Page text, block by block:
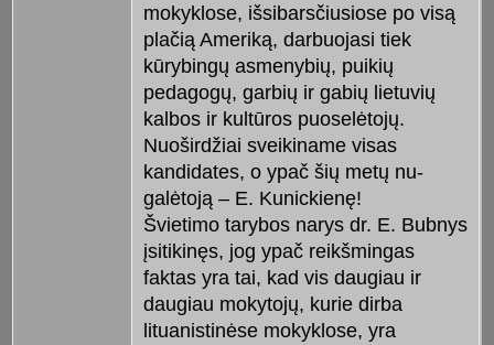
mokyklose, išsibarsčiusiose po visą
plačią Ameriką, darbuojasi tiek
kūrybingų asmenybių, puikių
pedagogų, garbių ir gabių lietuvių
kalbos ir kultūros puoselėtojų.
Nuoširdžiai sveikiname visas
kandidates, o ypač šių metų nu-
galėtoją – E. Kunickienę!
Švietimo tarybos narys dr. E. Bub­nys
įsitikinęs, jog ypač reikšmingas
faktas yra tai, kad vis daugiau ir
daugiau mokytojų, kurie dirba
lituanistinėse mokyklose, yra